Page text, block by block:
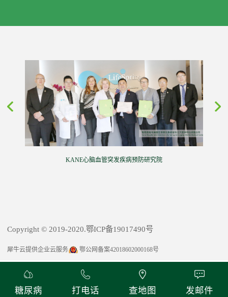
KANE心脑血管突发疾病预防研究院
Copyright © 2019-2020.鄂ICP备19017490号
犀牛云提供企业云服务 鄂公网备案42018602000168号
糖尿病 打电话 查地图 发邮件